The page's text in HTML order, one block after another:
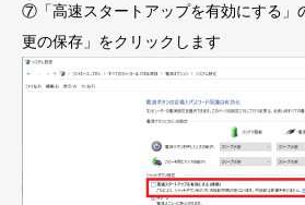
⑦「高速スタートアップを有効にする」
更の保存」をクリックします